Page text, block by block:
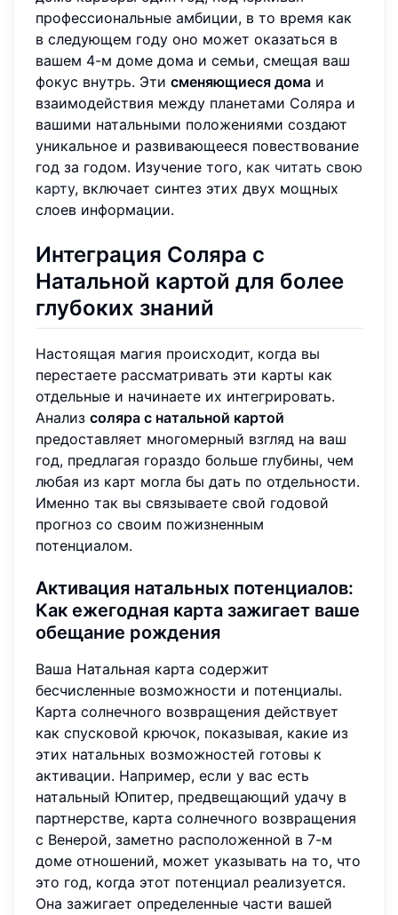
профессиональные амбиции, в то время как
в следующем году оно может оказаться в
вашем 4-м доме дома и семьи, смещая ваш
фокус внутрь. Эти сменяющиеся дома и
взаимодействия между планетами Соляра и
вашими натальными положениями создают
уникальное и развивающееся повествование
год за годом. Изучение того, как читать свою
карту, включает синтез этих двух мощных
слоев информации.
Интеграция Соляра с
Натальной картой для более
глубоких знаний
Настоящая магия происходит, когда вы
перестаете рассматривать эти карты как
отдельные и начинаете их интегрировать.
Анализ соляра с натальной картой
предоставляет многомерный взгляд на ваш
год, предлагая гораздо больше глубины, чем
любая из карт могла бы дать по отдельности.
Именно так вы связываете свой годовой
прогноз со своим пожизненным
потенциалом.
Активация натальных потенциалов:
Как ежегодная карта зажигает ваше
обещание рождения
Ваша Натальная карта содержит
бесчисленные возможности и потенциалы.
Карта солнечного возвращения действует
как спусковой крючок, показывая, какие из
этих натальных возможностей готовы к
активации. Например, если у вас есть
натальный Юпитер, предвещающий удачу в
партнерстве, карта солнечного возвращения
с Венерой, заметно расположенной в 7-м
доме отношений, может указывать на то, что
это год, когда этот потенциал реализуется.
Она зажигает определенные части вашей